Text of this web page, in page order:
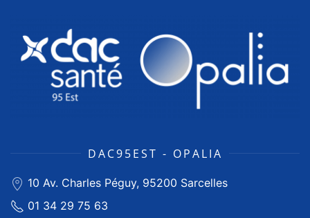
DAC95EST - OPALIA
10 Av. Charles Péguy, 95200 Sarcelles
01 34 29 75 63